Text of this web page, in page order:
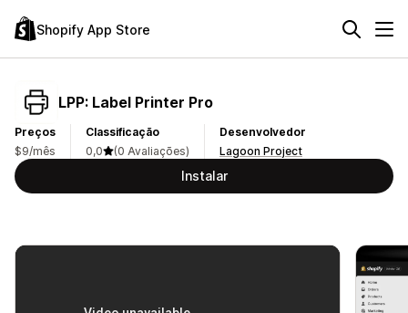
Shopify App Store
LPP: Label Printer Pro
Preços
$9/mês
Classificação
0,0
(0 Avaliações)
Desenvolvedor
Lagoon Project
Instalar